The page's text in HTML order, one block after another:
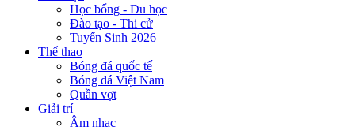
Học bổng - Du học
Đào tạo - Thi cử
Tuyển Sinh 2026
Thể thao
Bóng đá quốc tế
Bóng đá Việt Nam
Quần vợt
Giải trí
Âm nhạc